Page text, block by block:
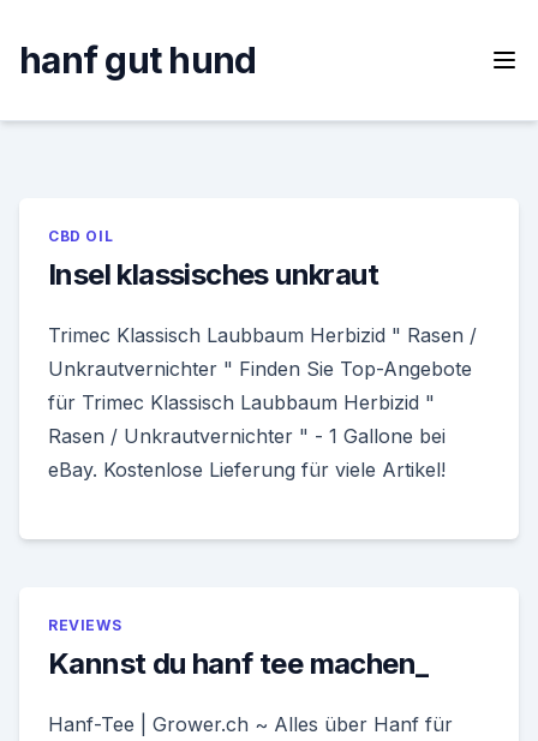
content
hanf gut hund
CBD OIL
Insel klassisches unkraut
Trimec Klassisch Laubbaum Herbizid " Rasen /
Unkrautvernichter " Finden Sie Top-Angebote
für Trimec Klassisch Laubbaum Herbizid "
Rasen / Unkrautvernichter " - 1 Gallone bei
eBay. Kostenlose Lieferung für viele Artikel!
REVIEWS
Kannst du hanf tee machen_
Hanf-Tee | Grower.ch ~ Alles über Hanf für